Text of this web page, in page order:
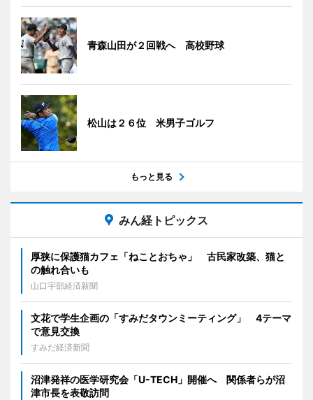
青森山田が２回戦へ 高校野球
松山は２６位 米男子ゴルフ
もっと見る
みん経トピックス
厚狭に保護猫カフェ「ねことおちゃ」 古民家改築、猫と
の触れ合いも
山口宇部経済新聞
文花で学生企画の「すみだタウンミーティング」 4テーマ
で意見交換
すみだ経済新聞
沼津発祥の医学研究会「U-TECH」開催へ 関係者らが沼
津市長を表敬訪問